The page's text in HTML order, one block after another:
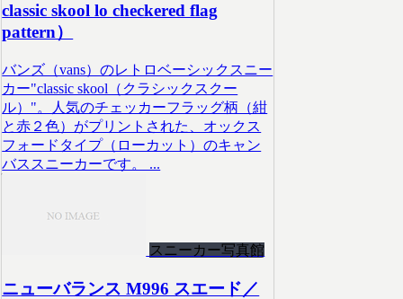
classic skool lo checkered flag
pattern）
バンズ（vans）のレトロベーシックスニー
カー"classic skool（クラシックスクー
ル）"。人気のチェッカーフラッグ柄（紺
と赤２色）がプリントされた、オックス
フォードタイプ（ローカット）のキャン
バススニーカーです。 ...
スニーカー写真館
ニューバランス M996 スエード／